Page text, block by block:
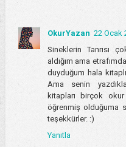
OkurYazan 22 Ocak
Sineklerin Tanrısı
aldığım ama
duyduğum hala
Ama senin
kitapları birçok
öğrenmiş olduğuma
teşekkürler. :)
Yanıtla